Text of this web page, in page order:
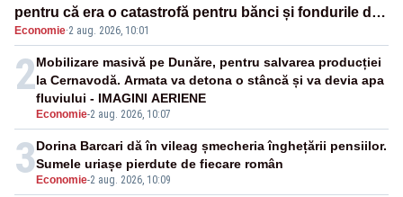
pentru că era o catastrofă pentru bănci și fondurile de
pensii
Economie·2 aug. 2026, 10:01
2
Economie-2 aug. 2026, 10:07
Mobilizare masivă pe Dunăre, pentru salvarea producției
la Cernavodă. Armata va detona o stâncă și va devia apa
fluviului - IMAGINI AERIENE
3 Economie-2 aug. 2026, 10:09
Dorina Barcari dă în vileag șmecheria înghețării pensiilor.
Sumele uriașe pierdute de fiecare român